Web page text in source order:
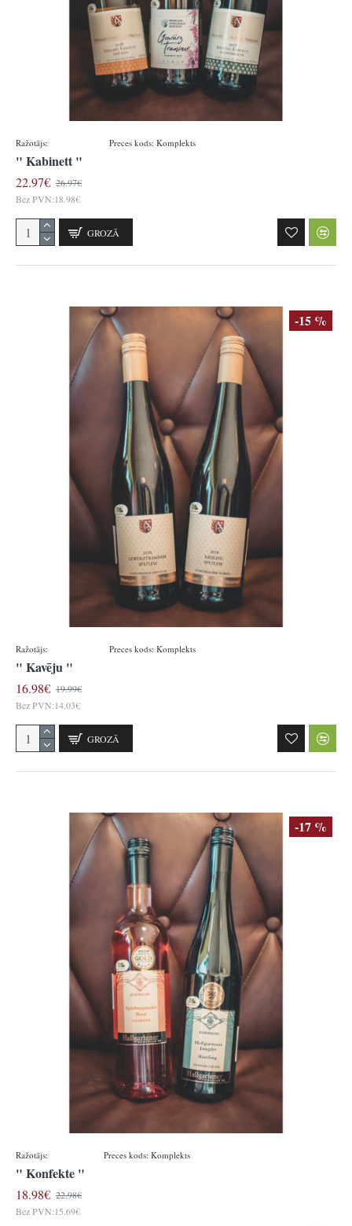
Ražotājs: Preces kods: Komplekts
" Kabinett "
22.97€ 26.97€
Bez PVN:18.98€
GROZĀ
-15 %
Ražotājs: Preces kods: Komplekts
" Kavēju "
16.98€ 19.99€
Bez PVN:14.03€
GROZĀ
-17 %
Ražotājs: Preces kods: Komplekts
" Konfekte "
18.98€ 22.98€
Bez PVN:15.69€